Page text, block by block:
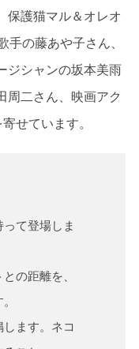
保護猫マル＆オレオ
手の藤あや子さん、
ジシャンの坂本美雨
周二さん、映画アク
せています。
て登場しま
の距離を、
ます。ネコ